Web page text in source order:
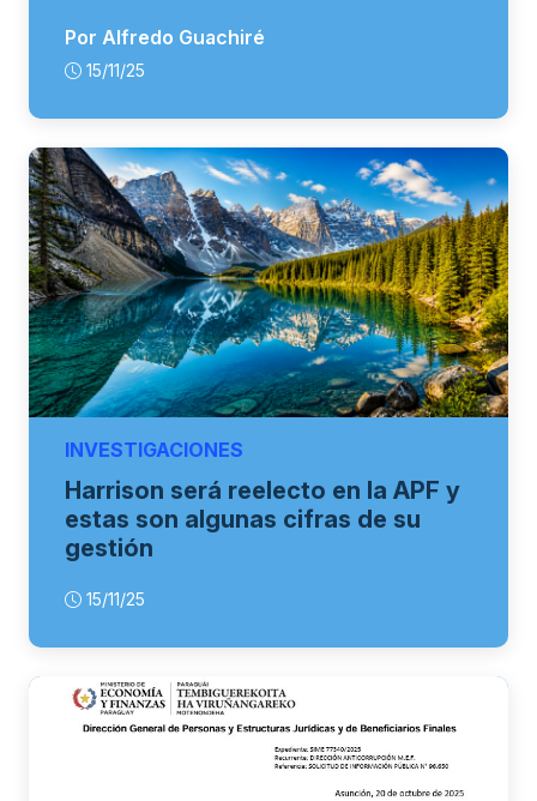
Por Alfredo Guachiré
15/11/25
INVESTIGACIONES
Harrison será reelecto en la APF y
estas son algunas cifras de su
gestión
15/11/25